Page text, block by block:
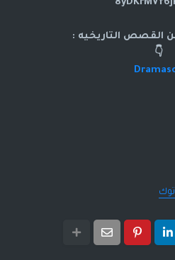
من القصص التاريخيه :
👇